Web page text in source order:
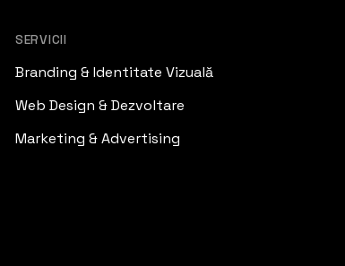
SERVICII
Branding & Identitate Vizuală
Web Design & Dezvoltare
Marketing & Advertising